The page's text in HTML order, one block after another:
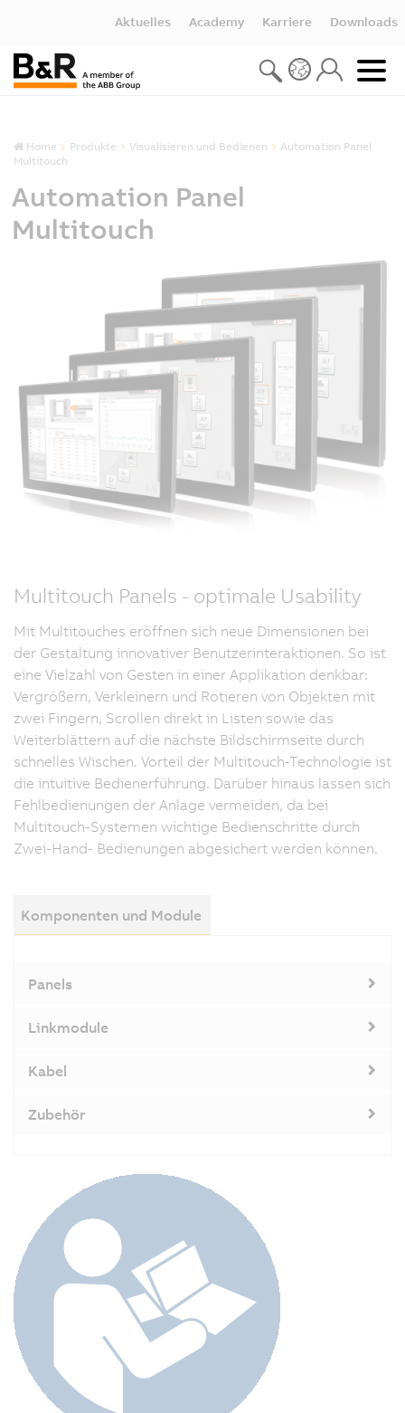
Aktuelles Academy Karriere Downloads
Home Produkte Visualisieren und Bedienen
Automation Panel
Multitouch
Automation Panel
Multitouch
Multitouch Panels - optimale Usability
Mit Multitouches eröffnen sich neue Dimensionen bei
der Gestaltung innovativer Benutzerinteraktionen. So ist
eine Vielzahl von Gesten in einer Applikation denkbar:
Vergrößern, Verkleinern und Rotieren von Objekten mit
zwei Fingern, Scrollen direkt in Listen sowie das
Weiterblättern auf die nächste Bildschirmseite durch
schnelles Wischen. Vorteil der Multitouch-Technologie ist
die intuitive Bedienerführung. Darüber hinaus lassen sich
Fehlbedienungen der Anlage vermeiden, da bei
Multitouch-Systemen wichtige Bedienschritte durch
Zwei-Hand- Bedienungen abgesichert werden können.
Komponenten und Module
Panels
Linkmodule
Kabel
Zubehör